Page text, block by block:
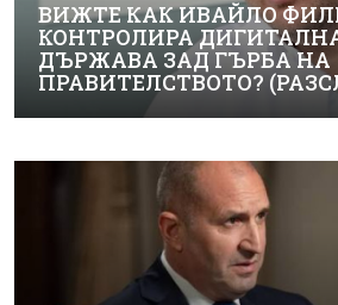
ВИЖТЕ КАК ИВАЙЛО
КОНТРОЛИРА
ДЪРЖАВА ЗАД ГЪРБА НА
ПРАВИТЕЛСТВОТО?